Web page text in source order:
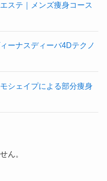
ステ｜メンズ痩身コース
ーナスディーバ4Dテクノ
シェイプによる部分痩身
ん。